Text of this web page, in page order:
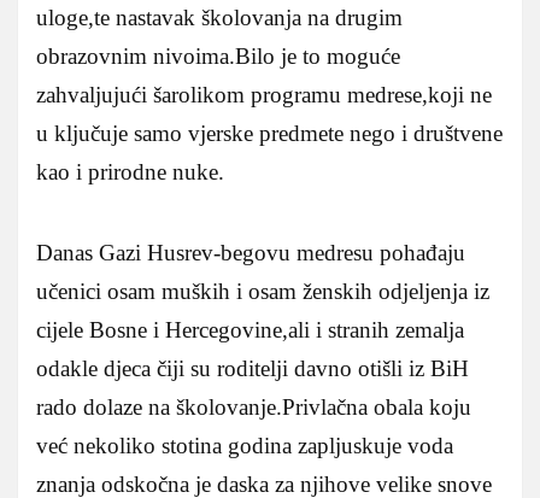
uloge,te nastavak školovanja na drugim
obrazovnim nivoima.Bilo je to moguće
zahvaljujući šarolikom programu medrese,koji ne
u ključuje samo vjerske predmete nego i društvene
kao i prirodne nuke.
Danas Gazi Husrev-begovu medresu pohađaju
učenici osam muških i osam ženskih odjeljenja iz
cijele Bosne i Hercegovine,ali i stranih zemalja
odakle djeca čiji su roditelji davno otišli iz BiH
rado dolaze na školovanje.Privlačna obala koju
već nekoliko stotina godina zapljuskuje voda
znanja odskočna je daska za njihove velike snove